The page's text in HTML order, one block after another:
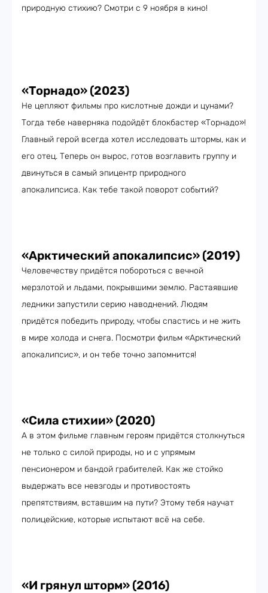
природную стихию? Смотри с 9 ноября в кино!
«Торнадо» (2023)
Не цепляют фильмы про кислотные дожди и цунами?
Тогда тебе наверняка подойдёт блокбастер «Торнадо»!
Главный герой всегда хотел исследовать штормы, как и
его отец. Теперь он вырос, готов возглавить группу и
двинуться в самый эпицентр природного
апокалипсиса. Как тебе такой поворот событий?
«Арктический апокалипсис» (2019)
Человечеству придётся побороться с вечной
мерзлотой и льдами, покрывшими землю. Растаявшие
ледники запустили серию наводнений. Людям
придётся победить природу, чтобы спастись и не жить
в мире холода и снега. Посмотри фильм «Арктический
апокалипсис», и он тебе точно запомнится!
«Сила стихии» (2020)
А в этом фильме главным героям придётся столкнуться
не только с силой природы, но и с упрямым
пенсионером и бандой грабителей. Как же стойко
выдержать все невзгоды и противостоять
препятствиям, вставшим на пути? Этому тебя научат
полицейские, которые испытают всё на себе.
«И грянул шторм» (2016)